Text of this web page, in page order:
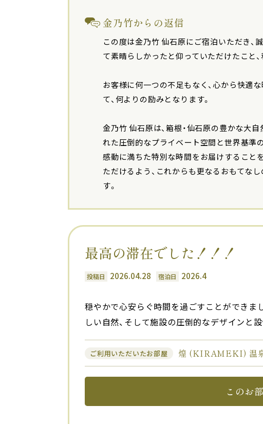
金乃竹からの返信
この度は金乃竹 仙石原にご宿泊いただき、
て素晴らしかったと仰っていただけたこと
お客様に何一つの不足もなく、心から快適
て、何よりの励みとなります。
金乃竹 仙石原は、箱根・仙石原の豊かな大
れた圧倒的なプライベート空間と世界基準
感動に満ちた特別な時間をお届けすること
ただけるよう、これからも更なるおもてな
す。
最高の滞在でした！！！
投稿日 2026.04.28 宿泊日 2026.4
穏やかで心安らぐ時間を過ごすことができま
しい自然、そして施設の圧倒的なデザインと
ご利用いただいたお部屋 煌 (KIRAMEKI) 温
このお